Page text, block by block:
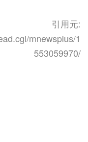
引用元:
mnewsplus/1
553059970/